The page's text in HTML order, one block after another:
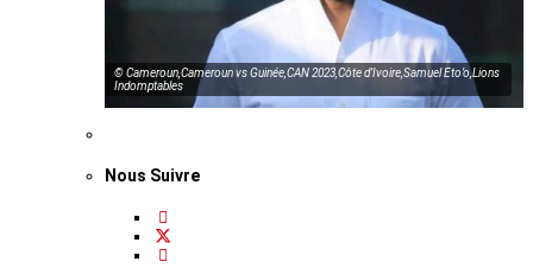
© Cameroun,Cameroun vs Guinée,CAN 2023,Côte d’Ivoire,Samuel Eto’o,Lions
Indomptables
Nous Suivre